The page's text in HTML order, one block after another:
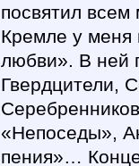
посвятил
Кремле у меня
любви». В ней
Гвердцители,
«Непоседы»,
пения»…